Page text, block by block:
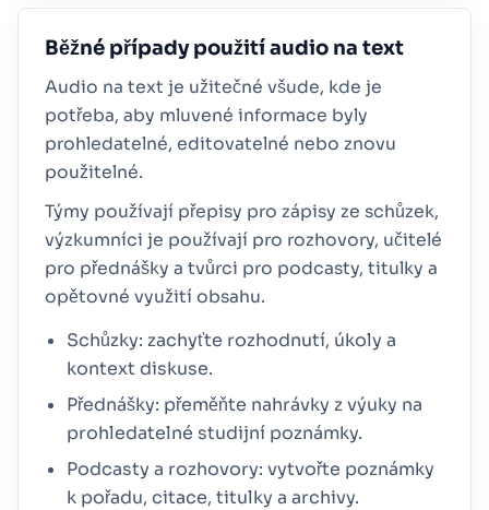
Běžné případy použití audio na text
Audio na text je užitečné všude, kde je
potřeba, aby mluvené informace byly
prohledatelné, editovatelné nebo znovu
použitelné.
Týmy používají přepisy pro zápisy ze schůzek,
výzkumníci je používají pro rozhovory, učitelé
pro přednášky a tvůrci pro podcasty, titulky a
opětovné využití obsahu.
Schůzky: zachyťte rozhodnutí, úkoly a
kontext diskuse.
Přednášky: přeměňte nahrávky z výuky na
prohledatelné studijní poznámky.
Podcasty a rozhovory: vytvořte poznámky
k pořadu, citace, titulky a archivy.